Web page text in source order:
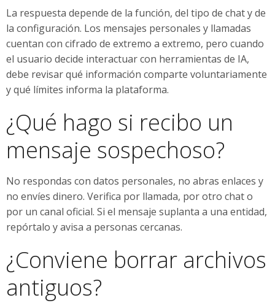
La respuesta depende de la función, del tipo de chat y de
la configuración. Los mensajes personales y llamadas
cuentan con cifrado de extremo a extremo, pero cuando
el usuario decide interactuar con herramientas de IA,
debe revisar qué información comparte voluntariamente
y qué límites informa la plataforma.
¿Qué hago si recibo un
mensaje sospechoso?
No respondas con datos personales, no abras enlaces y
no envíes dinero. Verifica por llamada, por otro chat o
por un canal oficial. Si el mensaje suplanta a una entidad,
repórtalo y avisa a personas cercanas.
¿Conviene borrar archivos
antiguos?